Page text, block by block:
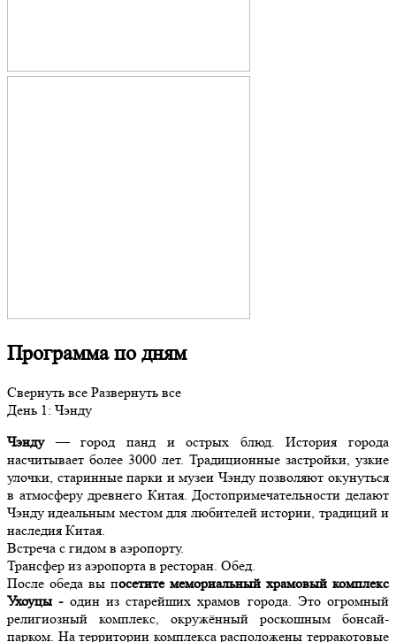
Программа по дням
Свернуть все Развернуть все
День 1 : Чэнду
Чэнду— город панд и острых блюд. История города
насчитывает более 3000 лет. Традиционные застройки, узкие
улочки, старинные парки и музеи Чэнду позволяют окунуться
в атмосферу древнего Китая. Достопримечательности делают
Чэнду идеальным местом для любителей истории, традиций и
наследия Китая.
Встреча с гидом в аэропорту.
Трансфер из аэропорта в ресторан. Обед.
После обеда вы посетите мемориальный храмовый комплекс
Ухоуцы - один из старейших храмов города. Это огромный
религиозный комплекс, окружённый роскошным бонсай-
парком. На территории комплекса расположены терракотовые